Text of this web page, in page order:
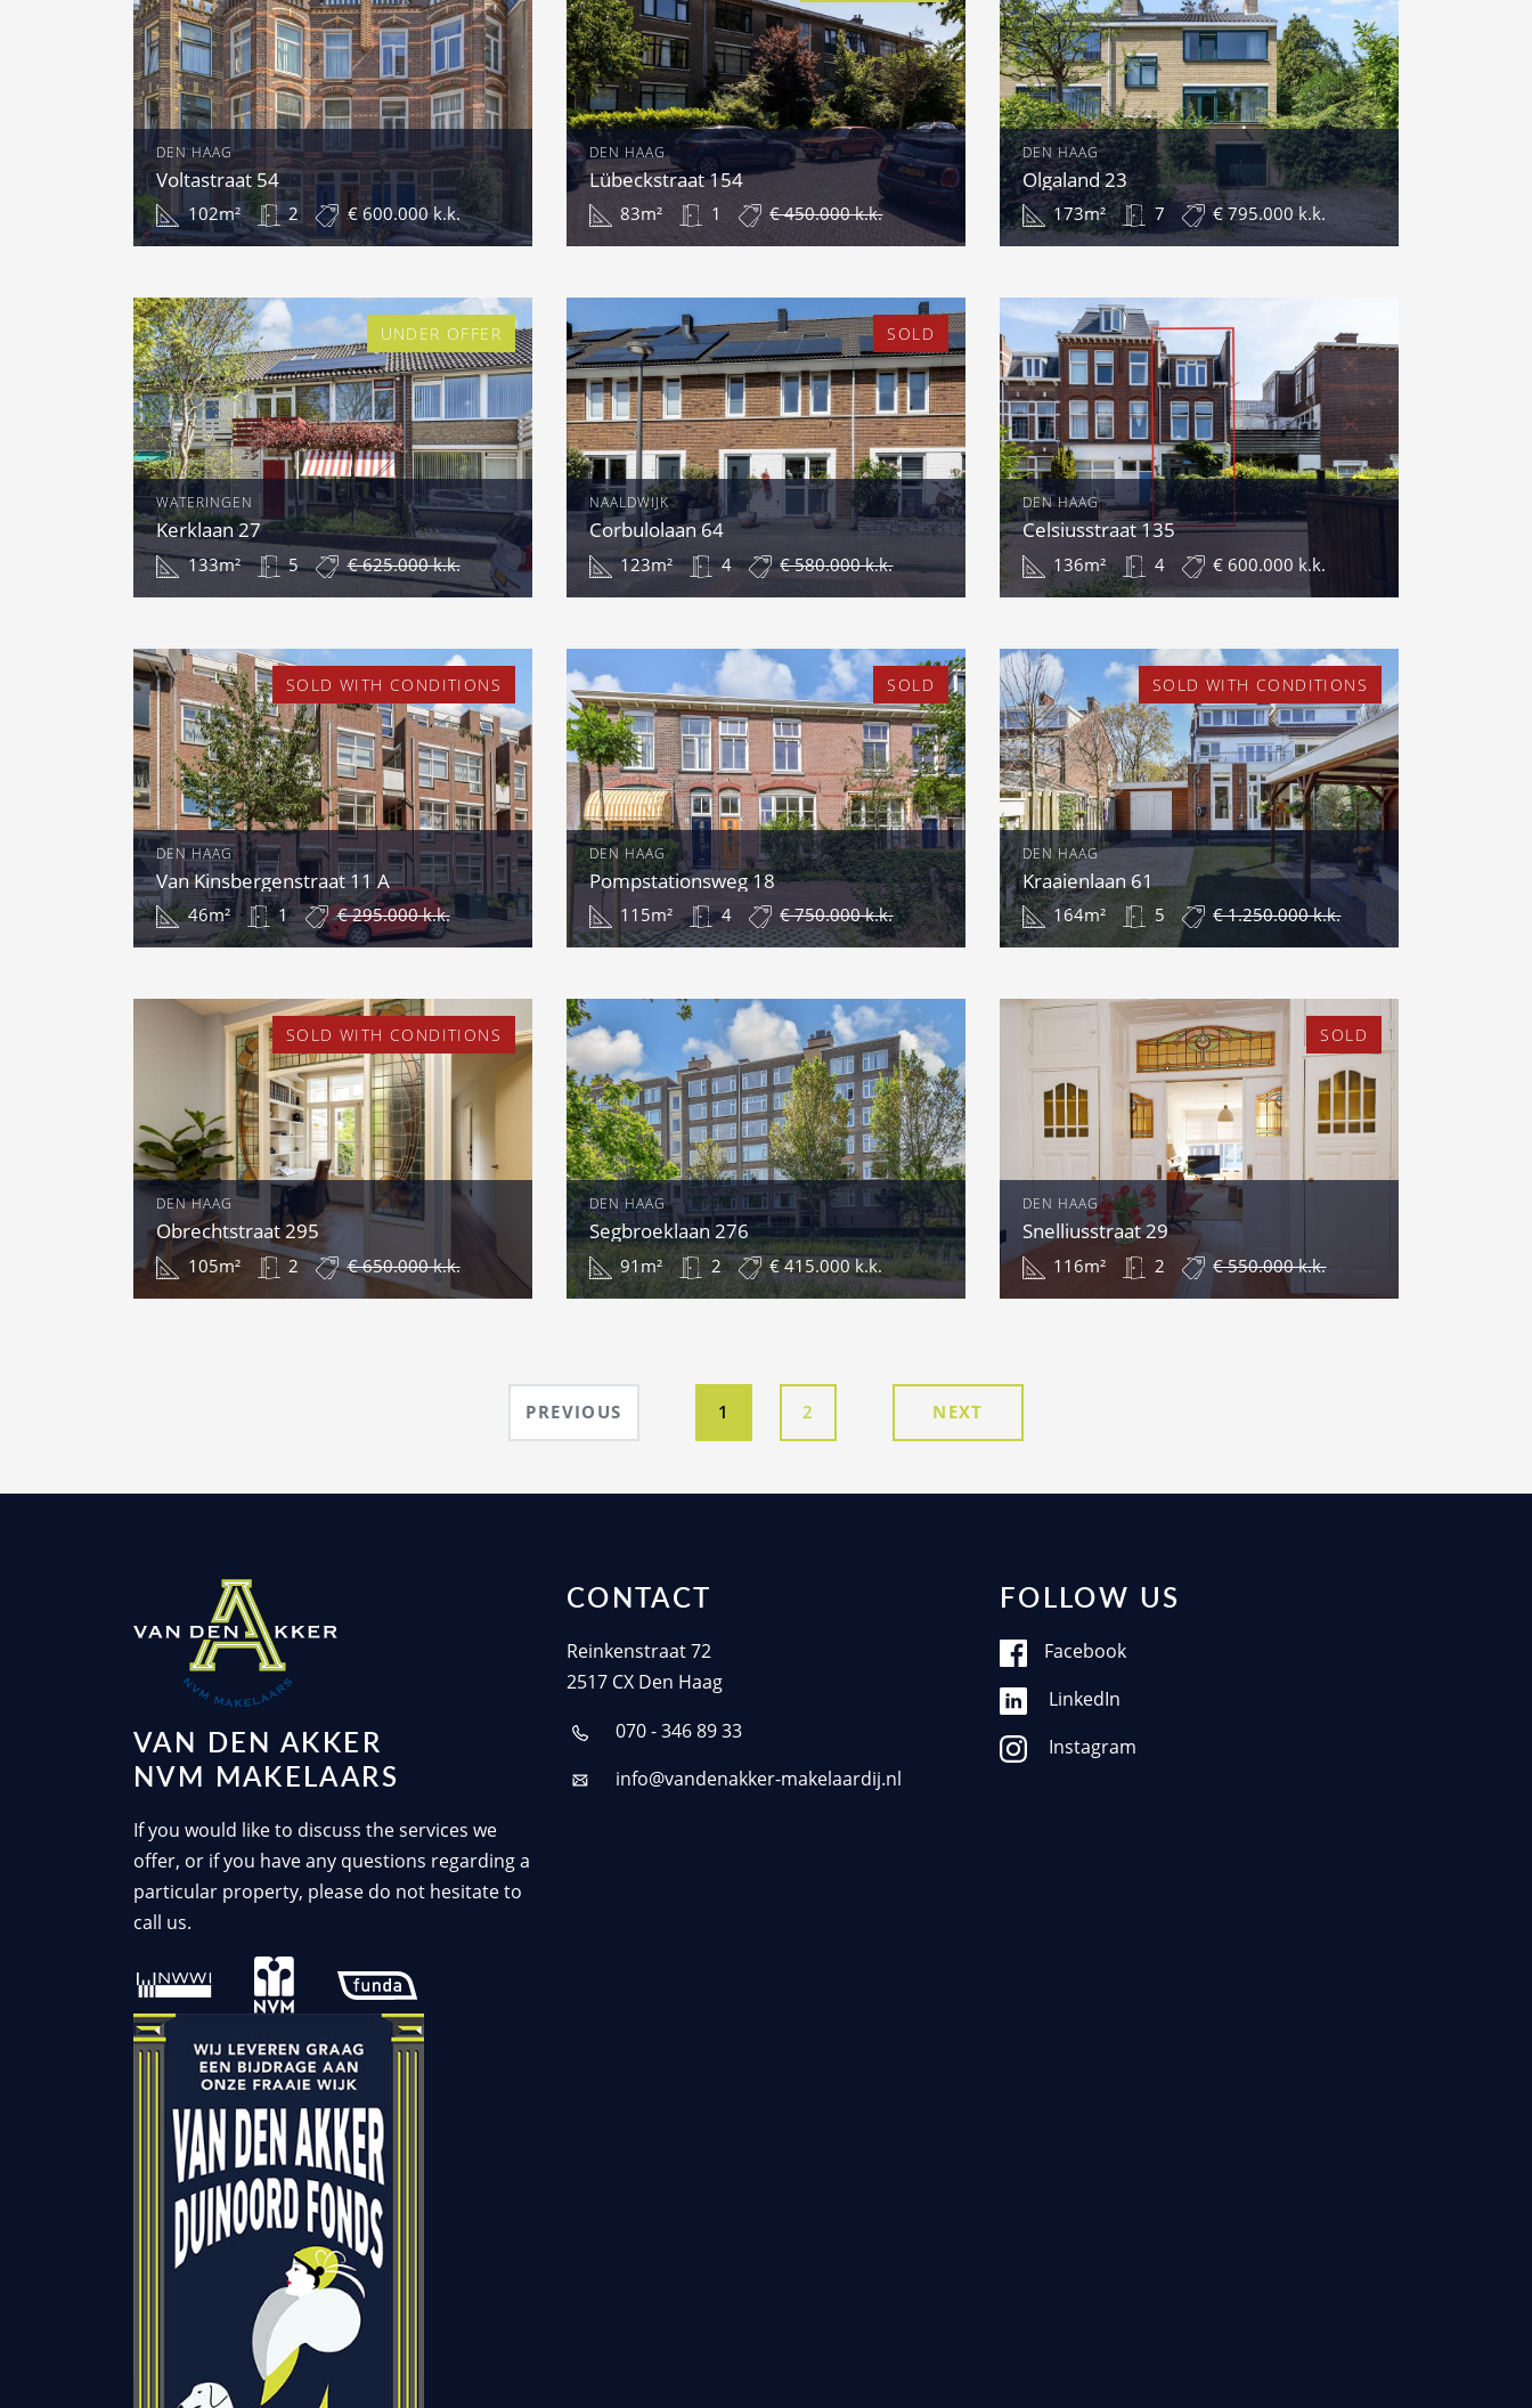
DEN HAAG
Voltastraat 54
102m² 2 € 600.000 k.k.
DEN HAAG
Lübeckstraat 154
83m² 1 € 450.000 k.k.
DEN HAAG
Olgaland 23
173m² 7 € 795.000 k.k.
UNDER OFFER
WATERINGEN
Kerklaan 27
133m² 5 € 625.000 k.k.
SOLD
NAALDWIJK
Corbulolaan 64
123m² 4 € 580.000 k.k.
DEN HAAG
Celsiusstraat 135
136m² 4 € 600.000 k.k.
SOLD WITH CONDITIONS
DEN HAAG
Van Kinsbergenstraat 11 A
46m² 1 € 295.000 k.k.
SOLD
DEN HAAG
Pompstationsweg 18
115m² 4 € 750.000 k.k.
SOLD WITH CONDITIONS
DEN HAAG
Kraaienlaan 61
164m² 5 € 1.250.000 k.k.
SOLD WITH CONDITIONS
DEN HAAG
Obrechtstraat 295
105m² 2 € 650.000 k.k.
DEN HAAG
Segbroeklaan 276
91m² 2 € 415.000 k.k.
SOLD
DEN HAAG
Snelliusstraat 29
116m² 2 € 550.000 k.k.
PREVIOUS 1 2 NEXT
VAN DEN AKKER
NVM MAKELAARS
If you would like to discuss the services we
offer, or if you have any questions regarding a
particular property, please do not hesitate to
call us.
CONTACT
Reinkenstraat 72
2517 CX Den Haag
070 - 346 89 33
info@vandenakker-makelaardij.nl
FOLLOW US
Facebook
LinkedIn
Instagram